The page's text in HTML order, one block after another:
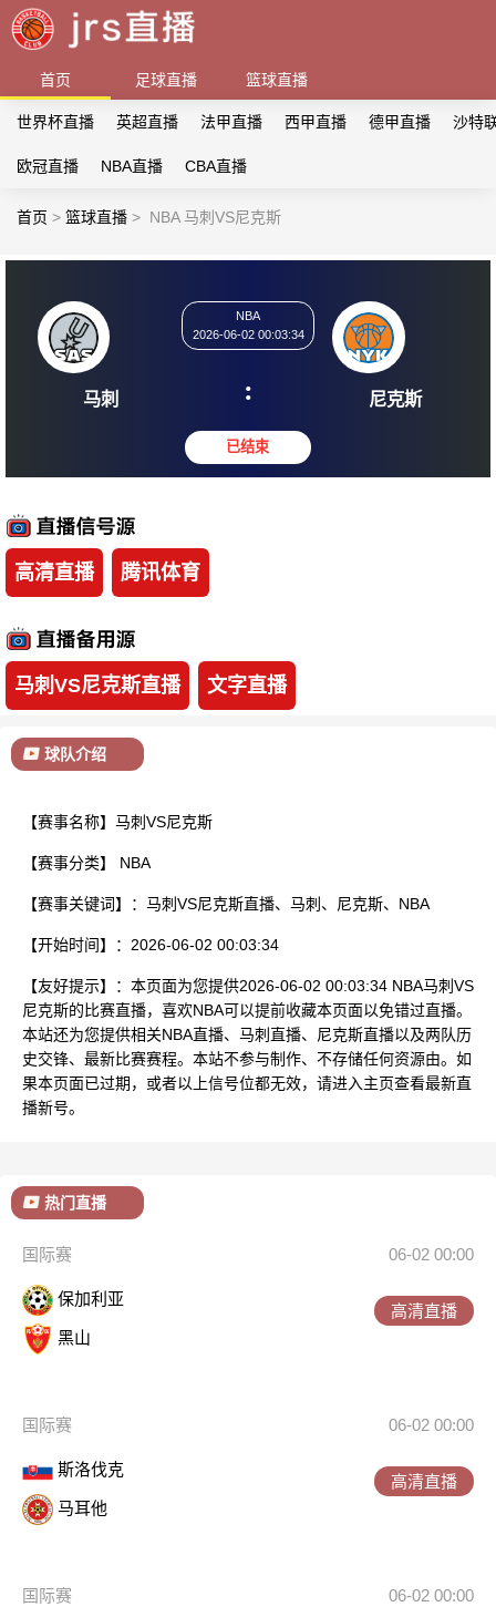
首页 足球直播 篮球直播
世界杯直播 英超直播 法甲直播 西甲直播 德甲直播 沙特
欧冠直播 NBA直播 CBA直播
首页 > 篮球直播 > NBA 马刺VS尼克斯
2026-06-02 00:03:34
:
高清直播 腾讯体育
马刺VS尼克斯直播 文字直播
球队介绍
【赛事名称】马刺VS尼克斯
【赛事分类】 NBA
【赛事关键词】：马刺VS尼克斯直播、马刺、尼克斯、NBA
【开始时间】：2026-06-02 00:03:34
【友好提示】：本页面为您提供2026-06-02 00:03:34 NBA马刺VS
尼克斯的比赛直播，喜欢NBA可以提前收藏本页面以免错过直播。
本站还为您提供相关NBA直播、马刺直播、尼克斯直播以及两队历
史交锋、最新比赛赛程。本站不参与制作、不存储任何资源由。如
果本页面已过期，或者以上信号位都无效，请进入主页查看最新直
播新号。
热门直播
国际赛 06-02 00:00
保加利亚
黑山
高清直播
国际赛 06-02 00:00
斯洛伐克
马耳他
高清直播
国际赛 06-02 00:00